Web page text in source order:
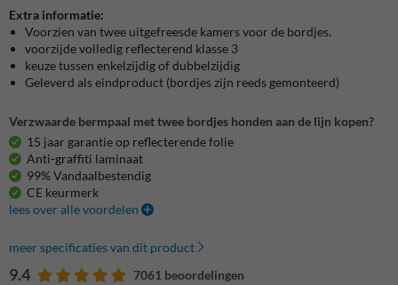
Extra informatie:
Voorzien van twee uitgefreesde kamers voor de bordjes.
voorzijde volledig reflecterend klasse 3
keuze tussen enkelzijdig of dubbelzijdig
Geleverd als eindproduct (bordjes zijn reeds gemonteerd)
Verzwaarde bermpaal met twee bordjes honden aan de lijn kopen?
15 jaar garantie op reflecterende folie
Anti-graffiti laminaat
99% Vandaalbestendig
CE keurmerk
lees over alle voordelen
meer specificaties van dit product
9.4 7061 beoordelingen